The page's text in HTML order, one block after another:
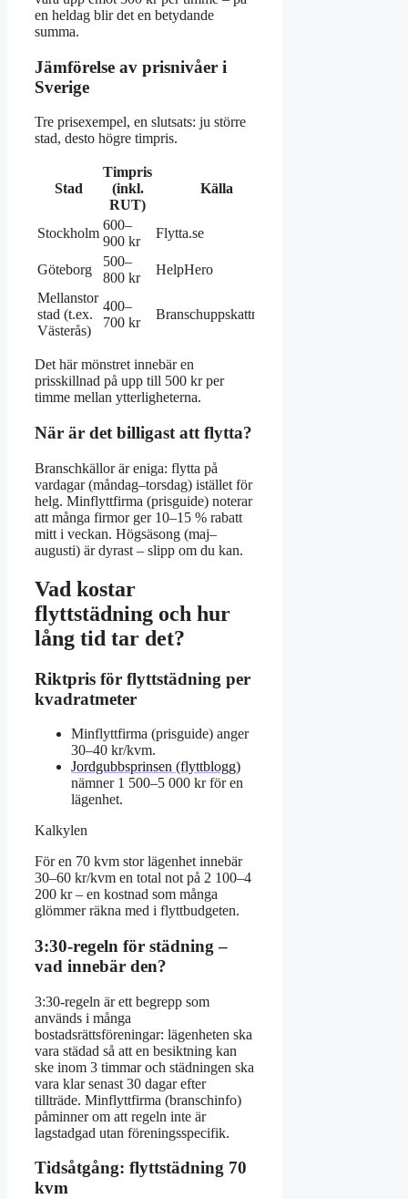
en heldag blir det en betydande
summa.
Jämförelse av prisnivåer i
Sverige
Tre prisexempel, en slutsats: ju större
stad, desto högre timpris.
Stad
Timpris
(inkl.
RUT)
Källa
Stockholm
600–
900 kr
Flytta.se
Göteborg
500–
800 kr
HelpHero
Mellanstor
stad (t.ex.
Västerås)
400–
700 kr
Branschuppskattning
Det här mönstret innebär en
prisskillnad på upp till 500 kr per
timme mellan ytterligheterna.
När är det billigast att flytta?
Branschkällor är eniga: flytta på
vardagar (måndag–torsdag) istället för
helg. Minflyttfirma (prisguide) noterar
att många firmor ger 10–15 % rabatt
mitt i veckan. Högsäsong (maj–
augusti) är dyrast – slipp om du kan.
Vad kostar
flyttstädning och hur
lång tid tar det?
Riktpris för flyttstädning per
kvadratmeter
Minflyttfirma (prisguide) anger
30–40 kr/kvm.
Jordgubbsprinsen (flyttblogg)
nämner 1 500–5 000 kr för en
lägenhet.
Kalkylen
För en 70 kvm stor lägenhet innebär
30–60 kr/kvm en total not på 2 100–4
200 kr – en kostnad som många
glömmer räkna med i flyttbudgeten.
3:30-regeln för städning –
vad innebär den?
3:30-regeln är ett begrepp som
används i många
bostadsrättsföreningar: lägenheten ska
vara städad så att en besiktning kan
ske inom 3 timmar och städningen ska
vara klar senast 30 dagar efter
tillträde. Minflyttfirma (branschinfo)
påminner om att regeln inte är
lagstadgad utan föreningsspecifik.
Tidsåtgång: flyttstädning 70
kvm